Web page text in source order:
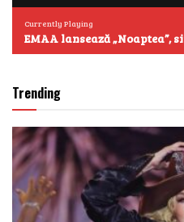
Currently Playing
Trending